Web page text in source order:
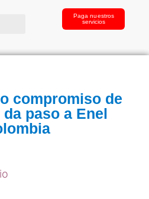
Paga nuestros
servicios
compromiso de
paso a Enel